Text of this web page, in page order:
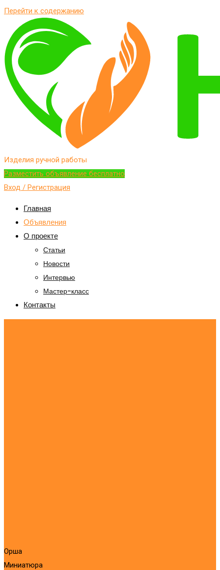
Перейти к содержанию
Изделия ручной работы
Разместить объявление бесплатно
Вход / Регистрация
Главная
Объявления
О проекте
Статьи
Новости
Интервью
Мастер-класс
Контакты
Орша
Миниатюра